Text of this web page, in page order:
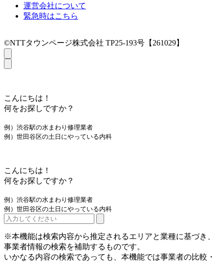
運営会社について
緊急時はこちら
©NTTタウンページ株式会社 TP25-193号【261029】
こんにちは！
何をお探しですか？
例）渋谷駅の水まわり修理業者
例）世田谷区の土日にやっている内科
こんにちは！
何をお探しですか？
例）渋谷駅の水まわり修理業者
例）世田谷区の土日にやっている内科
※本機能は検索内容から推定されるエリアと業種に基づき、
事業者情報の検索を補助するものです。
いかなる内容の検索であっても、本機能では事業者の比較・